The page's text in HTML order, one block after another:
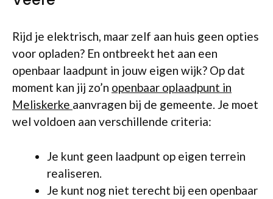
Rijd je elektrisch, maar zelf aan huis geen opties
voor opladen? En ontbreekt het aan een
openbaar laadpunt in jouw eigen wijk? Op dat
moment kan jij zo’n openbaar oplaadpunt in
Meliskerke aanvragen bij de gemeente. Je moet
wel voldoen aan verschillende criteria:
Je kunt geen laadpunt op eigen terrein
realiseren.
Je kunt nog niet terecht bij een openbaar